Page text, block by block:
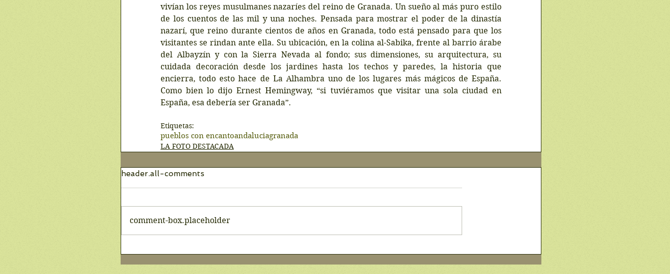
vivían los reyes musulmanes nazaríes del reino de Granada. Un sueño al más puro estilo
de los cuentos de las mil y una noches. Pensada para mostrar el poder de la dinastía
nazarí, que reino durante cientos de años en Granada, todo está pensado para que los
visitantes se rindan ante ella. Su ubicación, en la colina al-Sabika, frente al barrio árabe
del Albayzín y con la Sierra Nevada al fondo; sus dimensiones, su arquitectura, su
cuidada decoración desde los jardines hasta los techos y paredes, la historia que
encierra, todo esto hace de La Alhambra uno de los lugares más mágicos de España.
Como bien lo dijo Ernest Hemingway, “si tuviéramos que visitar una sola ciudad en
España, esa debería ser Granada”.
Etiquetas:
pueblos con encantoandaluciagranada
LA FOTO DESTACADA
header.all-comments
comment-box.placeholder